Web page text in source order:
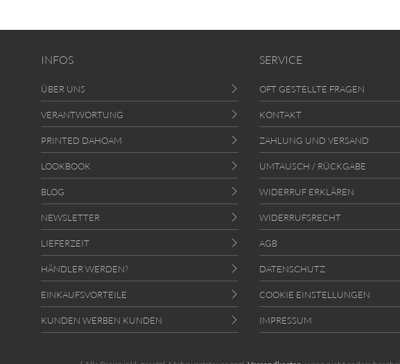
INFOS
ÜBER UNS
VERANTWORTUNG
PRINTED DAHOAM
LOOKBOOK
BLOG
NEWSLETTER
LIEFERZEIT
HÄNDLER WERDEN?
EINKAUFSVORTEILE
KUNDEN WERBEN KUNDEN
SERVICE
OFT GESTELLTE FRAGEN
KONTAKT
ZAHLUNG UND VERSAND
UMTAUSCH / RÜCKGABE
WIDERRUF ERKLÄREN
WIDERRUFSRECHT
AGB
DATENSCHUTZ
COOKIE EINSTELLUNGEN
IMPRESSUM